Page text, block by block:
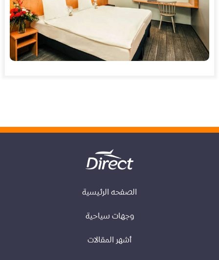
الصفحه الرئيسية
وجهات سياحية
أشهر المقالات